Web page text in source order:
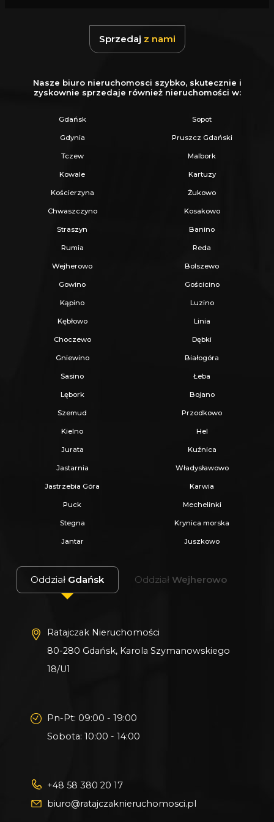
stronie:www.ratajczaknieruchomosci.pl
Sprzedaj z nami
Nasze biuro nieruchomosci szybko, skutecznie i
zyskownie sprzedaje również nieruchomości w:
Gdańsk Sopot
Gdynia Pruszcz Gdański
Tczew Malbork
Kowale Kartuzy
Kościerzyna Żukowo
Chwaszczyno Kosakowo
Straszyn Banino
Rumia Reda
Wejherowo Bolszewo
Gowino Gościcino
Kąpino Luzino
Kębłowo Linia
Choczewo Dębki
Gniewino Białogóra
Sasino Łeba
Lębork Bojano
Szemud Przodkowo
Kielno Hel
Jurata Kuźnica
Jastarnia Władysławowo
Jastrzebia Góra Karwia
Puck Mechelinki
Stegna Krynica morska
Jantar Juszkowo
Oddział Gdańsk Oddział Wejherowo
Ratajczak Nieruchomości
80-280 Gdańsk, Karola Szymanowskiego
18/U1
Pn-Pt: 09:00 - 19:00
Sobota: 10:00 - 14:00
+48 58 380 20 17
biuro@ratajczaknieruchomosci.pl